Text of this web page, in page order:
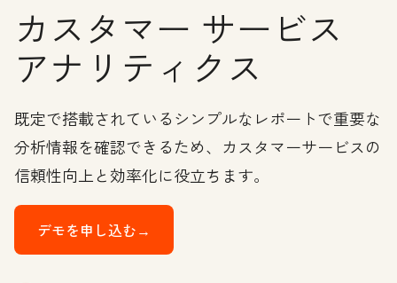
カスタマー サービス
アナリティクス
既定で搭載されているシンプルなレポートで重要な
分析情報を確認できるため、カスタマーサービスの
信頼性向上と効率化に役立ちます。
デモを申し込む→